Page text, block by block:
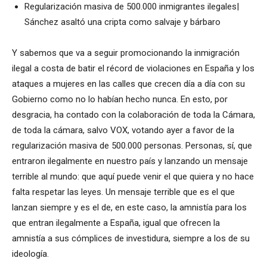
Regularización masiva de 500.000 inmigrantes ilegales|
Sánchez asaltó una cripta como salvaje y bárbaro
Y sabemos que va a seguir promocionando la inmigración
ilegal a costa de batir el récord de violaciones en España y los
ataques a mujeres en las calles que crecen día a día con su
Gobierno como no lo habían hecho nunca. En esto, por
desgracia, ha contado con la colaboración de toda la Cámara,
de toda la cámara, salvo VOX, votando ayer a favor de la
regularización masiva de 500.000 personas. Personas, sí, que
entraron ilegalmente en nuestro país y lanzando un mensaje
terrible al mundo: que aquí puede venir el que quiera y no hace
falta respetar las leyes. Un mensaje terrible que es el que
lanzan siempre y es el de, en este caso, la amnistía para los
que entran ilegalmente a España, igual que ofrecen la
amnistía a sus cómplices de investidura, siempre a los de su
ideología.